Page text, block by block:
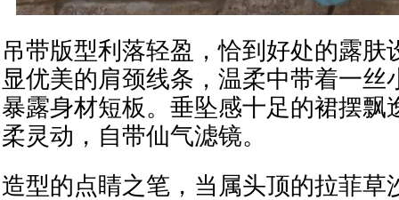
吊带版型利落轻盈，恰到好处的露肤
显优美的肩颈线条，温柔中带着一丝
暴露身材短板。垂坠感十足的裙摆飘
柔灵动，自带仙气滤镜。
造型的点睛之笔，当属头顶的拉菲草